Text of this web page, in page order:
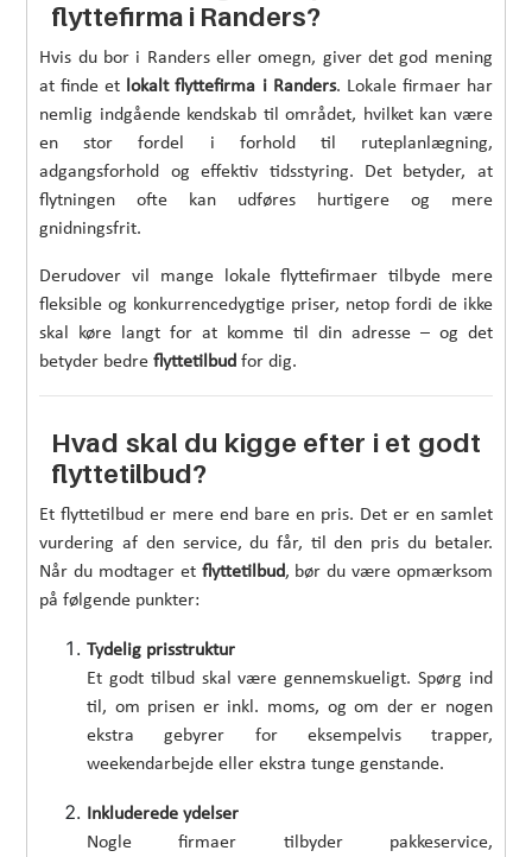
flyttefirma i Randers?
Hvis du bor i Randers eller omegn, giver det god mening
at finde et lokalt flyttefirma i Randers. Lokale firmaer har
nemlig indgående kendskab til området, hvilket kan være
en stor fordel i forhold til ruteplanlægning,
adgangsforhold og effektiv tidsstyring. Det betyder, at
flytningen ofte kan udføres hurtigere og mere
gnidningsfrit.
Derudover vil mange lokale flyttefirmaer tilbyde mere
fleksible og konkurrencedygtige priser, netop fordi de ikke
skal køre langt for at komme til din adresse – og det
betyder bedreflyttetilbud for dig.
Hvad skal du kigge efter i et godt
flyttetilbud?
Et flyttetilbud er mere end bare en pris. Det er en samlet
vurdering af den service, du får, til den pris du betaler.
Når du modtager et flyttetilbud, bør du være opmærksom
på følgende punkter:
Tydelig prisstruktur
Et godt tilbud skal være gennemskueligt. Spørg ind
til, om prisen er inkl. moms, og om der er nogen
ekstra gebyrer for eksempelvis trapper,
weekendarbejde eller ekstra tunge genstande.
Inkluderede ydelser
Nogle firmaer tilbyder pakkeservice,